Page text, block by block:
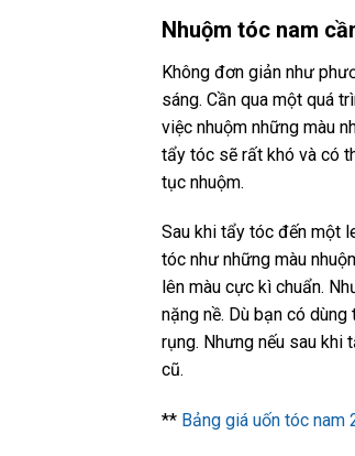
Nhuộm tóc nam
Không đơn giản như
sáng. Cần qua một quá
việc nhuộm những màu
tẩy tóc sẽ rất khó và có
tục nhuộm.
Sau khi tẩy tóc đến một
tóc như những màu
lên màu cực kì chuẩn.
nặng nề. Dù bạn có
rụng. Nhưng nếu sau
cũ.
** Bảng giá uốn tóc nam